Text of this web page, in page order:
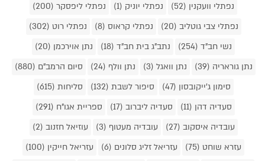
נפתלי וועקנין (52)
נפתלי יוניק (1)
נפתלי ליפסקר (200)
נפתלי צבי גוטליב (20)
נפתלי קראוס (8)
נפתלי רוט (302)
נשי חב"ד (254)
נתב"ג בית חב"ד (18)
נתן אוירכמן (20)
נתן גוראריה (39)
נתן וואגל (3) נתן וולף (24)
סיום הרמב"ם (880)
סימון ג'ייקובסון (47)
סיפור לשבת (132)
סליחות (615)
סעדיה דהן (11)
סעדיה ליברוב (17)
ספריית אגו"ח (291)
עובדיה איסקוב (27)
עובדיה מעטוף (3)
עוזיאל חזנוב (2)
עזרא שוחט (75)
עזריאל זליג סלונים (6)
עזריאל חייקין (100)